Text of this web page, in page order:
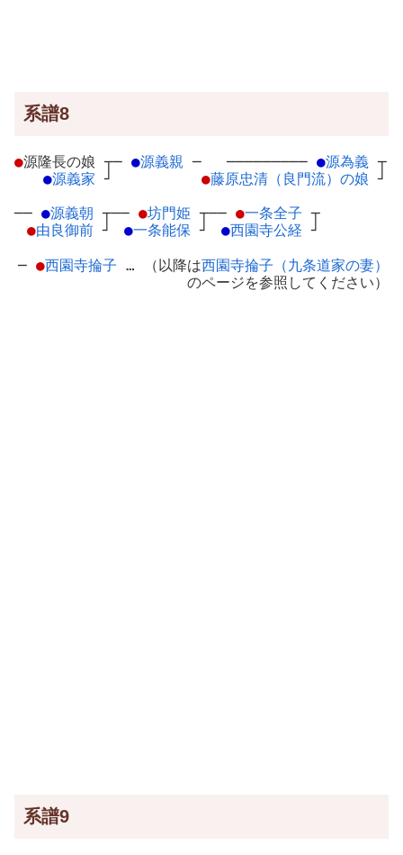
系譜8
●源隆長の娘 ┬
●源義家 ┘
─ ●源義親 ─ ───────── ●源為義 ┬
●藤原忠清（良門流）の娘 ┘
── ●源義朝 ┬
●由良御前 ┘
── ●坊門姫 ┬
●一条能保 ┘
── ●一条全子 ┬
●西園寺公経 ┘
─ ●西園寺掄子 … （以降は西園寺掄子（九条道家の妻）
のページを参照してください）
系譜9